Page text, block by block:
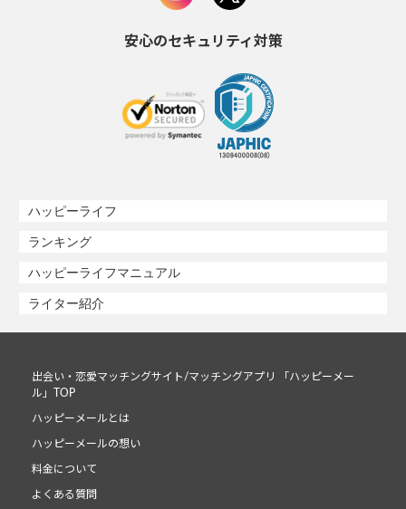
安心のセキュリティ対策
ハッピーライフ
ランキング
ハッピーライフマニュアル
ライター紹介
出会い・恋愛マッチングサイト/マッチングアプリ 「ハッピーメー
ル」TOP
ハッピーメールとは
ハッピーメールの想い
料金について
よくある質問